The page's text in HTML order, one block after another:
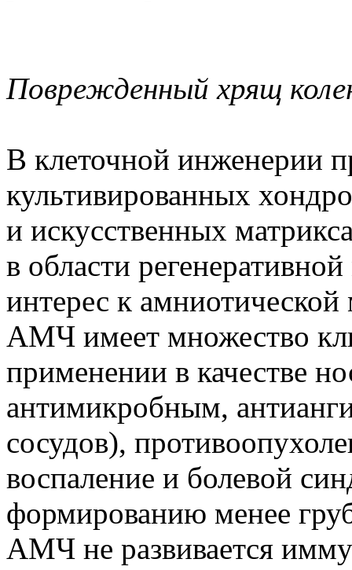
Поврежденный хрящ
В клеточной инженерии
культивированных
и искусственных
в области
интерес к
АМЧ имеет множество
применении в качестве
антимикробным,
сосудов),
воспаление и болевой
формированию менее
АМЧ не развивается